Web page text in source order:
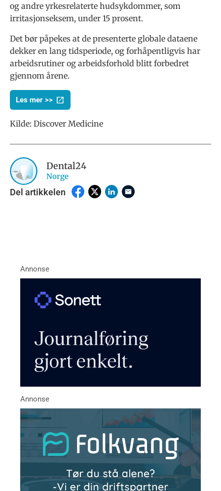
og andre yrkesrelaterte hudsykdommer, som
irritasjonseksem, under 15 prosent.
Det bør påpekes at de presenterte globale dataene
dekker en lang tidsperiode, og forhåpentligvis har
arbeidsrutiner og arbeidsforhold blitt forbedret
gjennom årene.
Les mer >>
Kilde: Discover Medicine
Dental24
Norge
Del artikkelen